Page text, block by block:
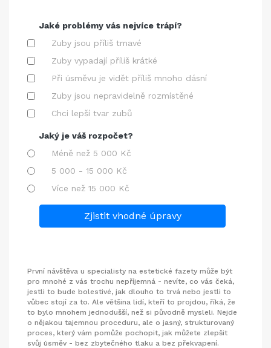
Jaké problémy vás nejvíce trápí?
Zuby jsou příliš tmavé
Zuby vypadají příliš krátké
Při úsměvu je vidět příliš mnoho dásní
Zuby jsou nepravidelně rozmístěné
Chci lepší tvar zubů
Jaký je váš rozpočet?
Méně než 5 000 Kč
5 000 - 15 000 Kč
Více než 15 000 Kč
Zjistit vhodné úpravy
První návštěva u specialisty na estetické fazety může být
pro mnohé z vás trochu nepříjemná - nevíte, co vás čeká,
jestli to bude bolestivé, jak dlouho to trvá nebo jestli to
vůbec stojí za to. Ale většina lidí, kteří to projdou, říká, že
to bylo mnohem jednodušší, než si původně mysleli. Nejde
o nějakou tajemnou proceduru, ale o jasný, strukturovaný
proces, který vám pomůže pochopit, jak můžete zlepšit
svůj úsměv - bez zbytečného tlaku a bez překvapení.